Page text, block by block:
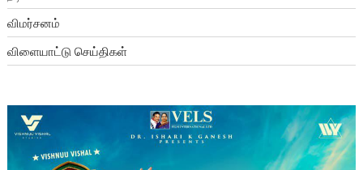
விமர்சனம்
விளையாட்டு செய்திகள்